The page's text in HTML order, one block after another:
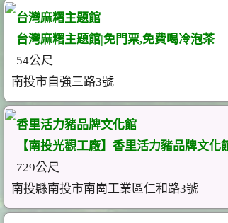
台灣麻糬主題館
台灣麻糬主題館|免門票,免費喝冷泡茶
54公尺
南投市自強三路3號
香里活力豬品牌文化館
【南投光觀工廠】香里活力豬品牌文化
729公尺
南投縣南投市南崗工業區仁和路3號